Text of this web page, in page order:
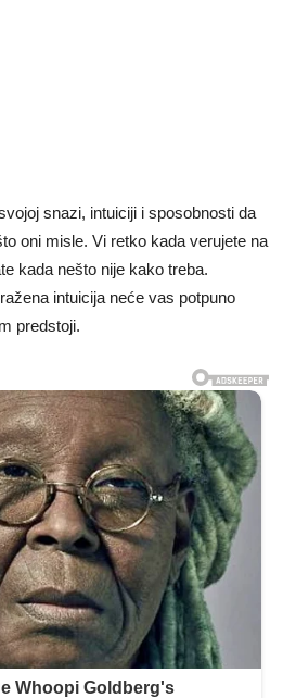
snazi, intuiciji i sposobnosti da
oni misle. Vi retko kada verujete na
kada nešto nije kako treba.
intuicija neće vas potpuno
predstoji.